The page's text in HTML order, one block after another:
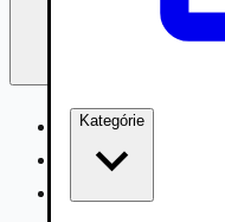
Kategórie
Nákladné
Nákladné